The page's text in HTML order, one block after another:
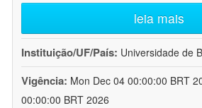
leia mais
Instituição/UF/País: Universidade de
Vigência: Mon Dec 04 00:00:00 BRT
00:00:00 BRT 2026